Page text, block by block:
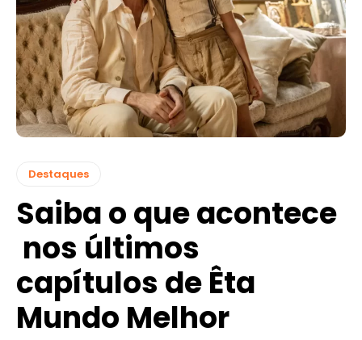
Destaques
Saiba o que acontece
nos últimos
capítulos de Êta
Mundo Melhor